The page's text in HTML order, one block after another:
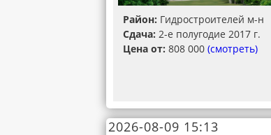
Район: Гидростроителей м-н
Сдача: 2-е полугодие 2017 г.
Цена от: 808 000 (смотреть)
2026-08-09 15:13